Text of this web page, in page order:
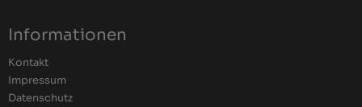
Informationen
Kontakt
Impressum
Datenschutz